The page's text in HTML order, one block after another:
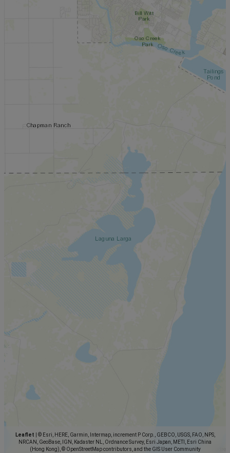
Leaflet
© Esri, HERE, Garmin, Intermap, increment P Corp., GEBCO, USGS, FAO, NPS,
NRCAN, GeoBase, IGN, Kadaster NL, Ordnance Survey, Esri Japan, METI, Esri China
(Hong Kong), © OpenStreetMap contributors, and the GIS User Community